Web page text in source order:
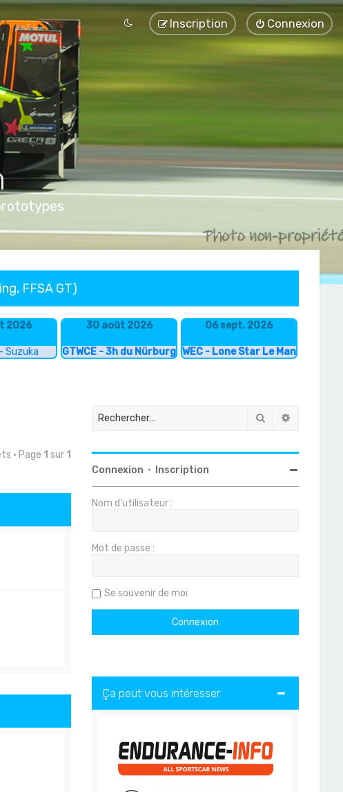
Connexion
Inscription
FFSA GT)
2026
Suzuka
30 août 2026
GTWCE - 3h du Nürburgring
06 sept. 2026
WEC - Lone Star Le Mans
• Page 1 sur 1
Rechercher
Connexion • Inscription
Nom d’utilisateur :
Mot de passe :
Se souvenir de moi
Ça peut vous intéresser